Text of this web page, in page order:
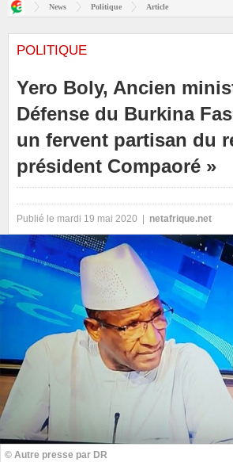
News Politique Article
POLITIQUE
Yero Boly, Ancien
Défense du Burkina
un fervent partisan du
président Compaoré »
Publié le mardi 19 mai 2020 | netafrique.net
© Autre presse par DR